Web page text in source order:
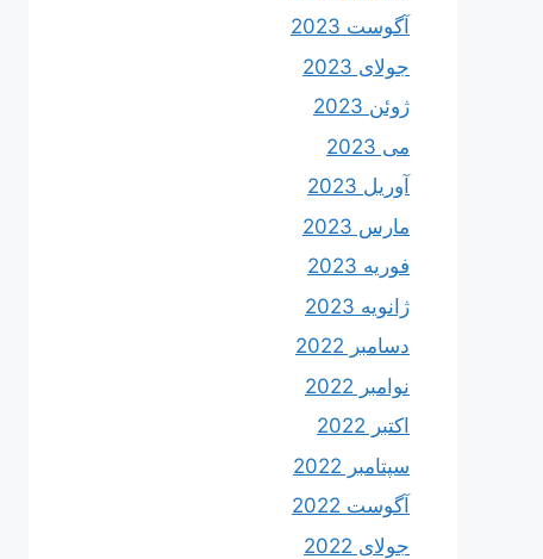
آگوست 2023
جولای 2023
ژوئن 2023
می 2023
آوریل 2023
مارس 2023
فوریه 2023
ژانویه 2023
دسامبر 2022
نوامبر 2022
اکتبر 2022
سپتامبر 2022
آگوست 2022
جولای 2022